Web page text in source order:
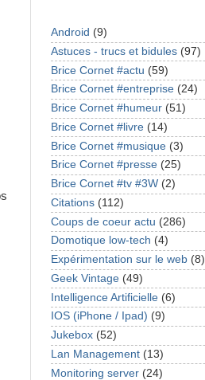
Android (9)
Astuces - trucs et bidules (97)
Brice Cornet #actu (59)
Brice Cornet #entreprise (24)
Brice Cornet #humeur (51)
Brice Cornet #livre (14)
Brice Cornet #musique (3)
Brice Cornet #presse (25)
Brice Cornet #tv #3W (2)
Citations (112)
Coups de coeur actu (286)
Domotique low-tech (4)
Expérimentation sur le web (8)
Geek Vintage (49)
Intelligence Artificielle (6)
IOS (iPhone / Ipad) (9)
Jukebox (52)
Lan Management (13)
Monitoring server (24)